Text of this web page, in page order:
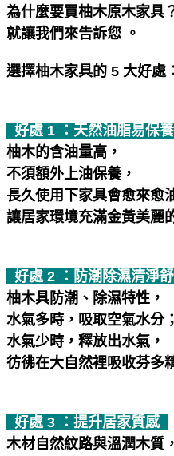
為什麼要買柚木原木家具
就讓我們來告訴您 。
選擇柚木家具的 5 大好處：
好處 1 ：天然油脂易保養
柚木的含油量高，
不須額外上油保養，
長久使用下家具會愈來愈
讓居家環境充滿金黃美麗
好處 2 ：防潮除濕清淨
柚木具防潮、除濕特性，
水氣多時，吸取空氣水分；
水氣少時，釋放出水氣，
彷彿在大自然裡吸收芬多
好處 3 ：提升居家質感
木材自然紋路與溫潤木質，